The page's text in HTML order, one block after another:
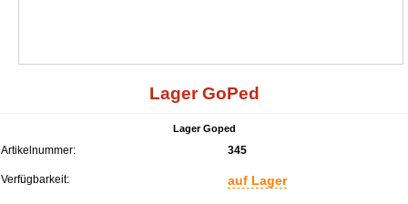
Lager GoPed
Lager Goped
Artikelnummer: 345
Verfügbarkeit: auf Lager